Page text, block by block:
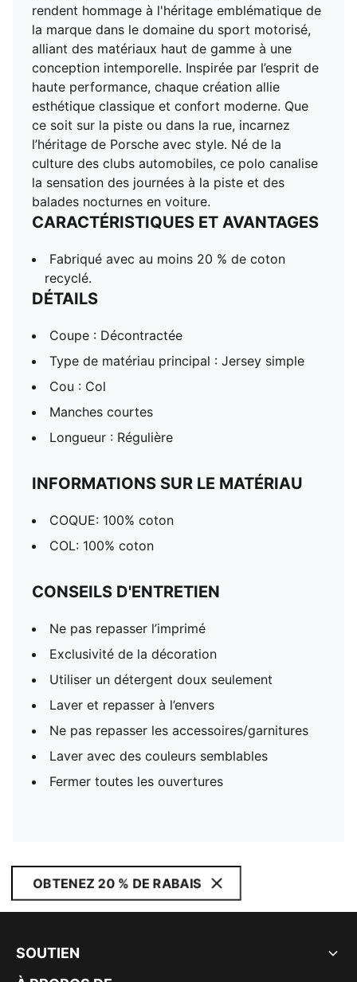
rendent hommage à l'héritage emblématique de
la marque dans le domaine du sport motorisé,
alliant des matériaux haut de gamme à une
conception intemporelle. Inspirée par l’esprit de
haute performance, chaque création allie
esthétique classique et confort moderne. Que
ce soit sur la piste ou dans la rue, incarnez
l’héritage de Porsche avec style. Né de la
culture des clubs automobiles, ce polo canalise
la sensation des journées à la piste et des
balades nocturnes en voiture.
CARACTÉRISTIQUES ET AVANTAGES
Fabriqué avec au moins 20 % de coton
recyclé.
DÉTAILS
Coupe : Décontractée
Type de matériau principal : Jersey simple
Cou : Col
Manches courtes
Longueur : Régulière
INFORMATIONS SUR LE MATÉRIAU
COQUE: 100% coton
COL: 100% coton
CONSEILS D'ENTRETIEN
Ne pas repasser l’imprimé
Exclusivité de la décoration
Utiliser un détergent doux seulement
Laver et repasser à l’envers
Ne pas repasser les accessoires/garnitures
Laver avec des couleurs semblables
Fermer toutes les ouvertures
OBTENEZ 20 % DE RABAIS
SOUTIEN